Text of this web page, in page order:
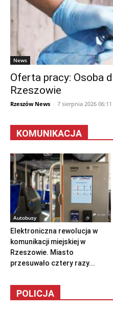
News
Oferta pracy: Osoba
Rzeszowie
Rzeszów News - 7 sierpnia 2026 06:11
KOMUNIKACJA
Autobusy
Elektroniczna rewolucja w
komunikacji miejskiej w
Rzeszowie. Miasto
przesuwało cztery razy...
POLICJA